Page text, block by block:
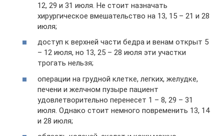
12, 29 и 31 июля. Не стоит назначать
хирургическое вмешательство на 13, 15 – 21 и 28
июля;
доступ к верхней части бедра и венам открыт 5
– 12 июля, но 13, 25 – 28 июля эти участки
трогать нельзя;
операции на грудной клетке, легких, желудке,
печени и желчном пузыре пациент
удовлетворительно перенесет 1 – 8, 29 – 31
июля. Однако стоит немного повременить 13, 14
и 28 июля;